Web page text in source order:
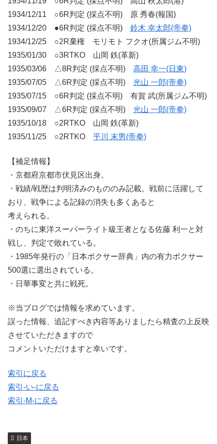
1934/12/11 ○6R判定 (採点不明) 原 秀春(報国)
1934/12/20 ●6R判定 (採点不明) 鈴木 幸太郎(帝拳)
1934/12/25 ○2R棄権 モリモト フクオ(所属ジム不明)
1935/01/30 ○3RTKO 山岡 鉄(革新)
1935/03/06 △8R判定 (採点不明) 高田 幸一(日東)
1935/07/05 △6R判定 (採点不明) 光山 一郎(帝拳)
1935/07/15 ○6R判定 (採点不明) 有賀 武(所属ジム不明)
1935/09/07 △6R判定 (採点不明) 光山 一郎(帝拳)
1935/10/18 ○2RTKO 山岡 鉄(革新)
1935/11/25 ○2RTKO 平川 末男(帝拳)
【補足情報】
・京都府京都市伏見区出身。
・戦績/戦歴は判明済みのもののみ記載。戦前に活躍して
おり、戦争による記録の消失も多くあると
考えられる。
・のちに東洋スーパーライト級王者となる佐藤 利一と対
戦し、判定で敗れている。
・1985年発行の「日本ボクサー辞典」内の有力ボクサー
500選に選出されている。
・日華事変と共に戦死。
※当ブログでは情報を求めています。
誤った情報、追記すべき内容等ありましたら精査の上反映
させていただきますので
コメントいただけますと幸いです。
索引に戻る
索引-い-に戻る
索引-M-に戻る
日本